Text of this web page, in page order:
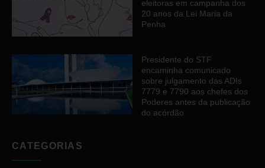
eleitoras em campanha dos
20 anos da Lei Maria da
Penha
Presidente do STF
encaminha comunicado
sobre julgamento das ADIs
7779 e 7790 aos chefes dos
Poderes antes da publicação
do acórdão
CATEGORIAS